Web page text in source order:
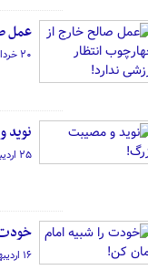
عمل
۲۰ خرداد ۰۳ - ۰۰:۱۹
۲۵ اردیبهشت ۰۳ - ۰۷:۰۱
خودت
۱۶ اردیبهشت ۰۳ - ۰۳:۰۷